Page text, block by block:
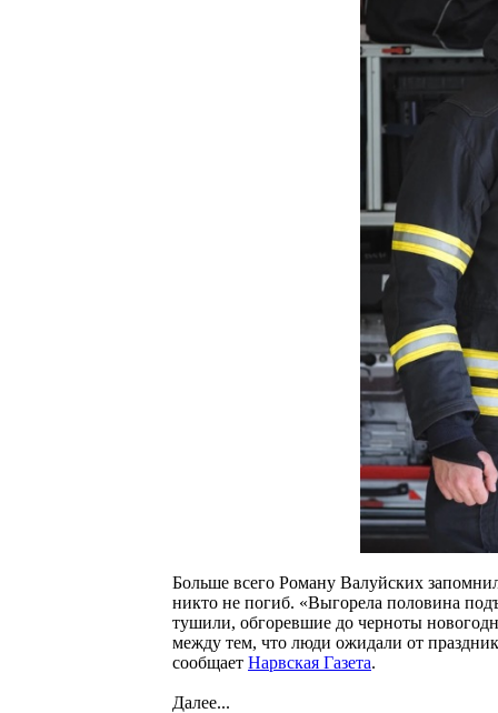
Больше всего Роману Валуйских
никто не погиб. «Выгорела половина
тушили, обгоревшие до черноты
между тем, что люди ожидали от
сообщает Нарвская Газета.
Далее...